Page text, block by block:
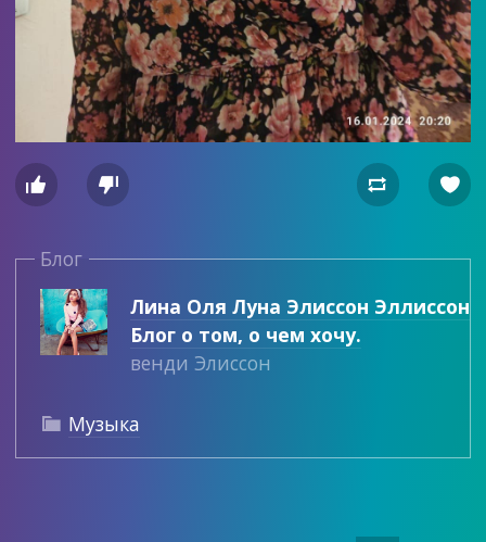
   
Блог
Лина Оля Луна Элиссон Эллиссон
Блог о том, о чем хочу.
венди Элиссон
 Музыка